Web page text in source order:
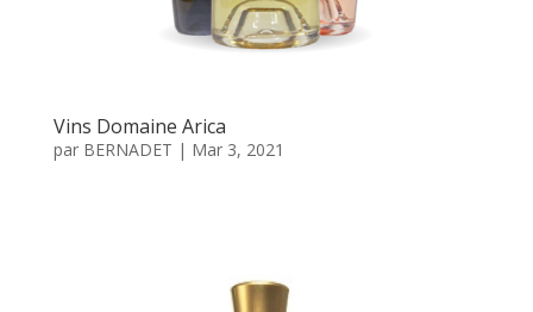
Vins Domaine Arica
par BERNADET | Mar 3, 2021